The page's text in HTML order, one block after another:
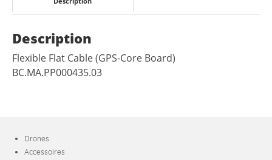
Description
Flexible Flat Cable (GPS-Core Board)
BC.MA.PP000435.03
Drones
Accessoires